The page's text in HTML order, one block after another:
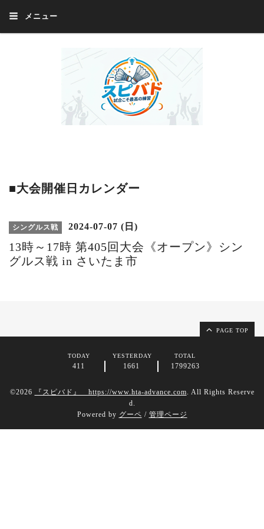
メニュー
■大会開催日カレンダー
シングルス戦 2024-07-07 (日)
13時～17時 第405回大会《オープン》シン
グルス戦 in さいたま市
PAGE TOP
TODAY
411
YESTERDAY
1661
TOTAL
1799263
©2026 『スピバド』 https://www.hta-advance.com. All Rights Reserve
d.
Powered by グーペ / 管理ページ